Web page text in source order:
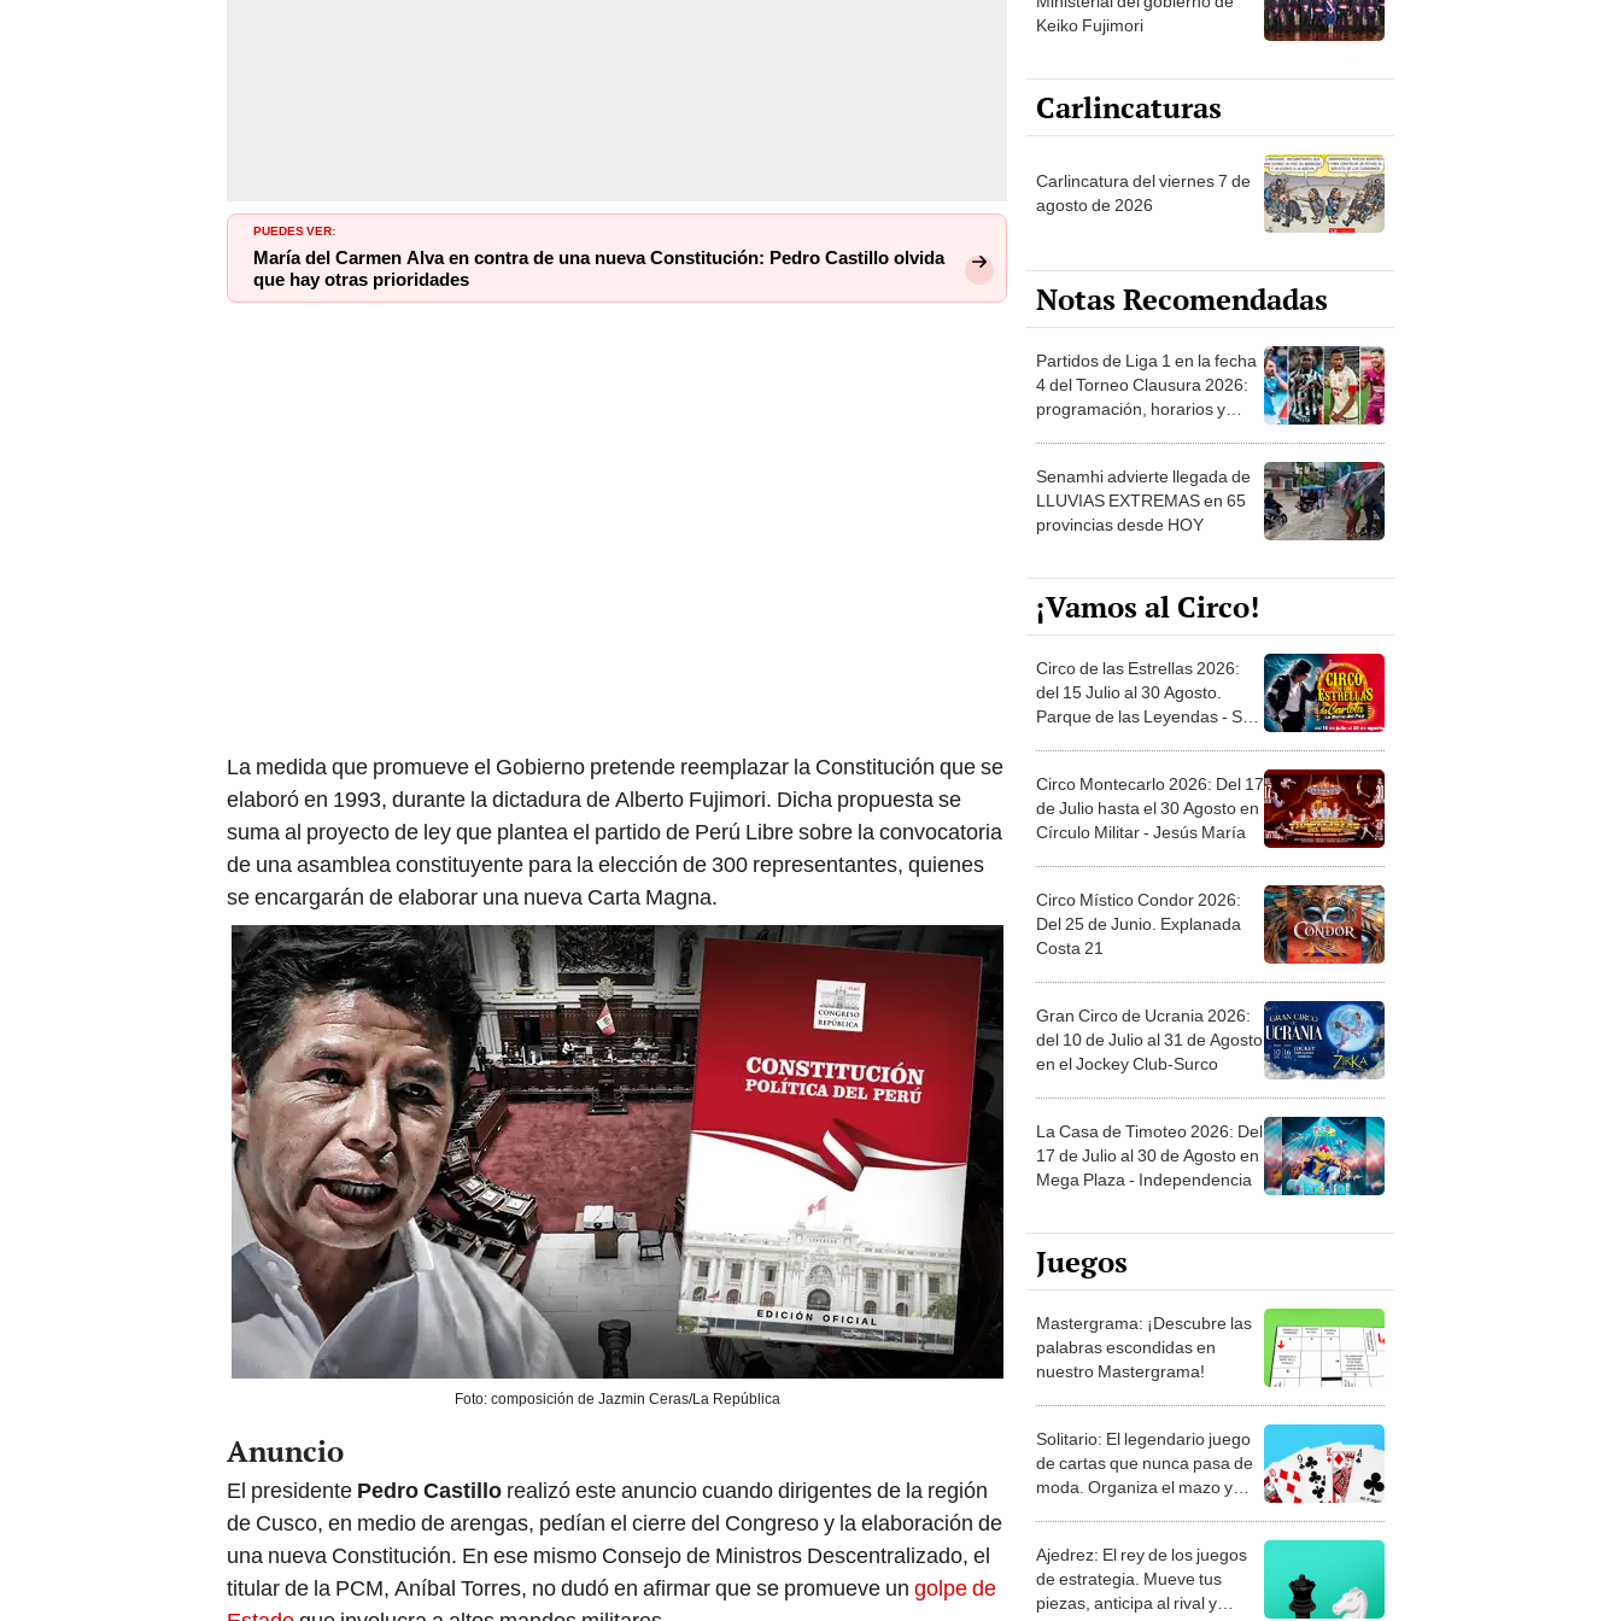
PUEDES VER:
María del Carmen Alva en contra de una nueva Constitución: Pedro Castillo olvida
que hay otras prioridades
La medida que promueve el Gobierno pretende reemplazar la Constitución que se
elaboró en 1993, durante la dictadura de Alberto Fujimori. Dicha propuesta se
suma al proyecto de ley que plantea el partido de Perú Libre sobre la convocatoria
de una asamblea constituyente para la elección de 300 representantes, quienes
se encargarán de elaborar una nueva Carta Magna.
Foto: composición de Jazmin Ceras/La República
Anuncio
El presidente Pedro Castillo realizó este anuncio cuando dirigentes de la región
de Cusco, en medio de arengas, pedían el cierre del Congreso y la elaboración de
una nueva Constitución. En ese mismo Consejo de Ministros Descentralizado, el
titular de la PCM, Aníbal Torres, no dudó en afirmar que se promueve un golpe de
Keiko Fujimori
Carlincaturas
Carlincatura del viernes 7 de
agosto de 2026
Notas Recomendadas
Partidos de Liga 1 en la fecha
4 del Torneo Clausura 2026:
programación, horarios y
Senamhi advierte llegada de
LLUVIAS EXTREMAS en 65
provincias desde HOY
¡Vamos al Circo!
Circo de las Estrellas 2026:
del 15 Julio al 30 Agosto.
Parque de las Leyendas - San
Circo Montecarlo 2026: Del 17
de Julio hasta el 30 Agosto en
Círculo Militar - Jesús María
Circo Místico Condor 2026:
Del 25 de Junio. Explanada
Costa 21
Gran Circo de Ucrania 2026:
del 10 de Julio al 31 de Agosto
en el Jockey Club-Surco
La Casa de Timoteo 2026: Del
17 de Julio al 30 de Agosto en
Mega Plaza - Independencia
Juegos
Mastergrama: ¡Descubre las
palabras escondidas en
nuestro Mastergrama!
Solitario: El legendario juego
de cartas que nunca pasa de
moda. Organiza el mazo y
Ajedrez: El rey de los juegos
de estrategia. Mueve tus
piezas, anticipa al rival y